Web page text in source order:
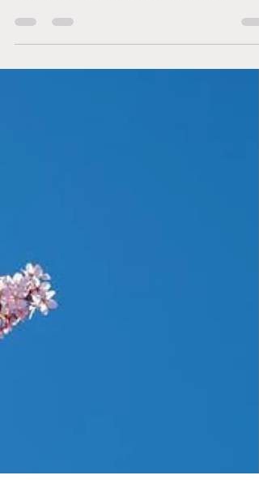
perheessämme on kaksi aikuista tytärtä.
Vanhemmalla...